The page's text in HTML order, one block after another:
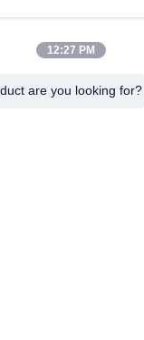
per sconti e altro.
12:27 PM
are you looking for?